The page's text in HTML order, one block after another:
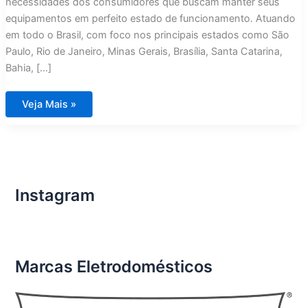
equipamentos em perfeito estado de funcionamento. Atuando
em todo o Brasil, com foco nos principais estados como São
Paulo, Rio de Janeiro, Minas Gerais, Brasília, Santa Catarina,
Bahia, […]
Assistência
Técnica
Veja Mais »
Instagram
Marcas Eletrodomésticos